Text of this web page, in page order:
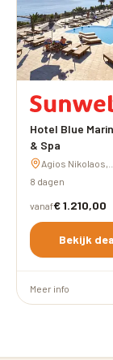
Hotel Blue
& Spa
Agios Nikolaos,
Griekenland
8 dagen
vanaf€ 1.210,00
Bekijk
Meer info